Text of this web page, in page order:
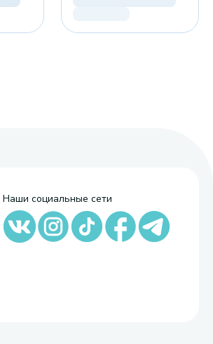
Наши социальные сети